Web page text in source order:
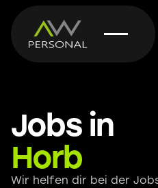
Jobs in
Horb
Wir helfen dir bei der